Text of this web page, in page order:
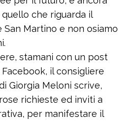
quello che riguarda il
San Martino e non osiamo
stamani con un post
il consigliere
Giorgia Meloni scrive,
richieste ed inviti a
per manifestare il